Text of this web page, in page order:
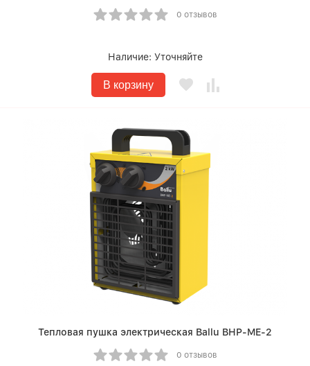
0 отзывов
Наличие: Уточняйте
В корзину
Тепловая пушка электрическая Ballu BHP-ME-2
0 отзывов